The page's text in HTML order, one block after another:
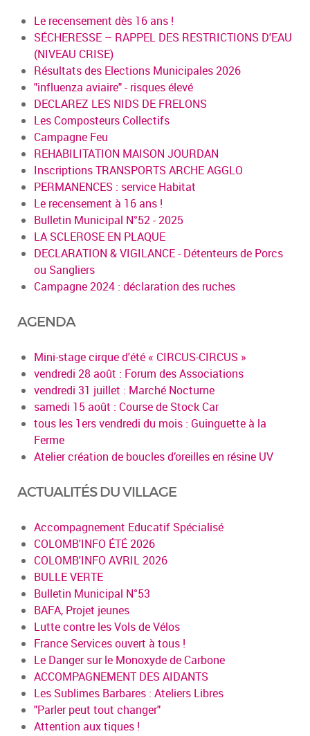
Le recensement dès 16 ans !
SÉCHERESSE – RAPPEL DES RESTRICTIONS D'EAU
(NIVEAU CRISE)
Résultats des Elections Municipales 2026
"influenza aviaire" - risques élevé
DECLAREZ LES NIDS DE FRELONS
Les Composteurs Collectifs
Campagne Feu
REHABILITATION MAISON JOURDAN
Inscriptions TRANSPORTS ARCHE AGGLO
PERMANENCES : service Habitat
Le recensement à 16 ans !
Bulletin Municipal N°52 - 2025
LA SCLEROSE EN PLAQUE
DECLARATION & VIGILANCE - Détenteurs de Porcs
ou Sangliers
Campagne 2024 : déclaration des ruches
AGENDA
Mini-stage cirque d'été « CIRCUS-CIRCUS »
vendredi 28 août : Forum des Associations
vendredi 31 juillet : Marché Nocturne
samedi 15 août : Course de Stock Car
tous les 1ers vendredi du mois : Guinguette à la
Ferme
Atelier création de boucles d’oreilles en résine UV
ACTUALITÉS DU VILLAGE
Accompagnement Educatif Spécialisé
COLOMB'INFO ÉTÉ 2026
COLOMB'INFO AVRIL 2026
BULLE VERTE
Bulletin Municipal N°53
BAFA, Projet jeunes
Lutte contre les Vols de Vélos
France Services ouvert à tous !
Le Danger sur le Monoxyde de Carbone
ACCOMPAGNEMENT DES AIDANTS
Les Sublimes Barbares : Ateliers Libres
"Parler peut tout changer"
Attention aux tiques !